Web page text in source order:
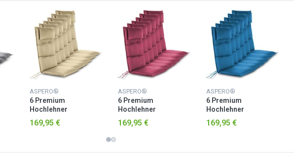
ASPERO®
6 Premium
Hochlehner
Stuhlauflagen Beige
169,95 €
ASPERO®
6 Premium
Hochlehner
Stuhlauflagen
Brombeere
169,95 €
ASPERO®
6 Premium
Hochlehner
Stuhlauflagen Marine
169,95 €